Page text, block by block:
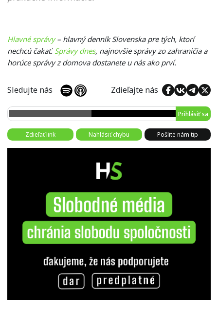
Hlavné správy– hlavný denník Slovenska pre tých, ktorí
nechcú čakať. Správy dnes, najnovšie správy zo zahraničia a
horúce správy z domova dostanete u nás ako prví.
Sledujte nás Zdieľajte nás
Prihlásiť sa
Zdieľať link Nahlásiť chybu Pošlite nám tip